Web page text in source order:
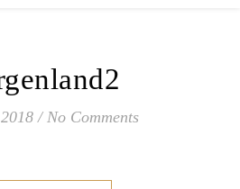
/ No Comments